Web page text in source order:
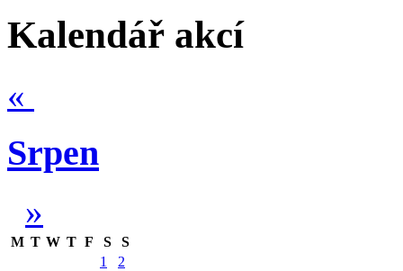
Kalendář akcí
«
Srpen
»
M T W T F S
S
1
2